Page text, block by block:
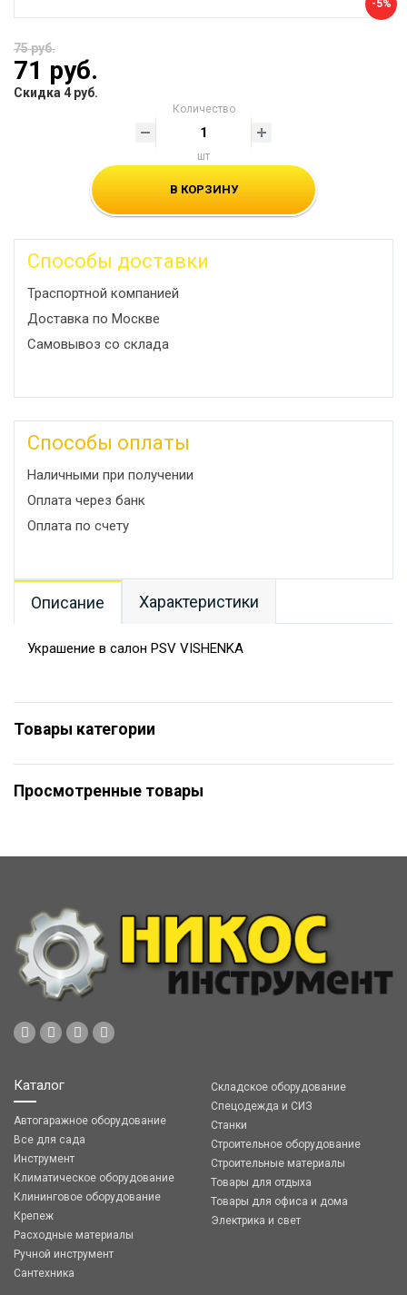
-5%
75 руб.
71 руб.
Скидка 4 руб.
Количество
шт
В КОРЗИНУ
Способы доставки
Траспортной компанией
Доставка по Москве
Самовывоз со склада
Способы оплаты
Наличными при получении
Оплата через банк
Оплата по счету
Описание Характеристики
Украшение в салон PSV VISHENKA
Товары категории
Просмотренные товары
Каталог
Автогаражное оборудование
Все для сада
Инструмент
Климатическое оборудование
Клининговое оборудование
Крепеж
Расходные материалы
Ручной инструмент
Сантехника
Складское оборудование
Спецодежда и СИЗ
Станки
Строительное оборудование
Строительные материалы
Товары для отдыха
Товары для офиса и дома
Электрика и свет